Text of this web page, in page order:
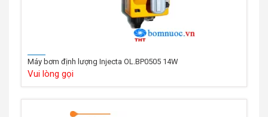
Máy bơm định lượng Injecta OL.BP0505 14W
Vui lòng gọi